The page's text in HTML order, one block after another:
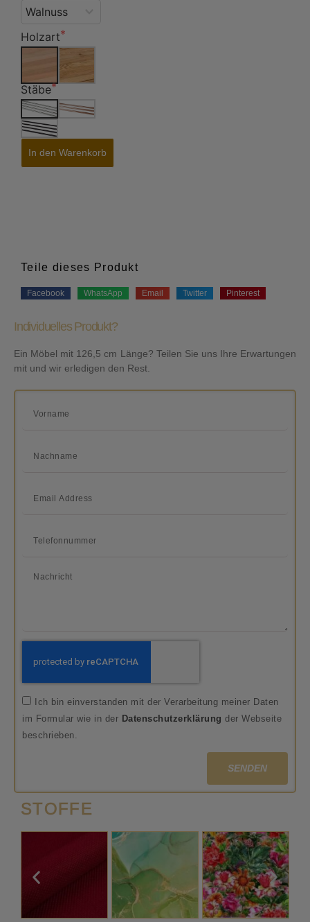
Holzart
Stäbe
In den Warenkorb
Teile dieses Produkt
Facebook WhatsApp Email Twitter Pinterest
Individuelles Produkt?
Ein Möbel mit 126,5 cm Länge? Teilen Sie uns Ihre Erwartungen
mit und wir erledigen den Rest.
Ich bin einverstanden mit der Verarbeitung meiner Daten
im Formular wie in der Datenschutzerklärung der Webseite
beschrieben.
SENDEN
STOFFE